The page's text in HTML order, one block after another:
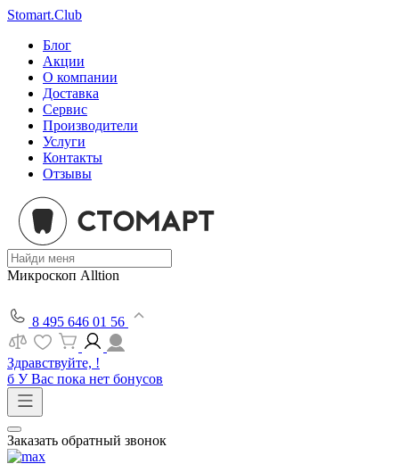
Stomart.Club
Блог
Акции
О компании
Доставка
Сервис
Производители
Услуги
Контакты
Отзывы
Микроскоп Alltion
8 495 646 01 56
Здравствуйте, !
б У Вас пока нет бонусов
Заказать обратный звонок